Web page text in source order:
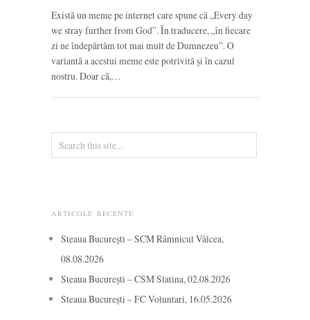
Există un meme pe internet care spune că „Every day
we stray further from God”. În traducere, „în fiecare
zi ne îndepărtăm tot mai mult de Dumnezeu”. O
variantă a acestui meme este potrivită și în cazul
nostru. Doar că,…
ARTICOLE RECENTE
Steaua București – SCM Râmnicul Vâlcea,
08.08.2026
Steaua București – CSM Slatina, 02.08.2026
Steaua București – FC Voluntari, 16.05.2026